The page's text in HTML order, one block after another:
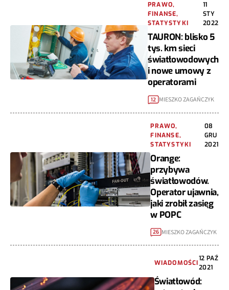
PRAWO,
FINANSE,
STATYSTYKI
11
STY
2022
TAURON: blisko 5
tys. km sieci
światłowodowych
i nowe umowy z
operatorami
12 MIESZKO ZAGAŃCZYK
PRAWO,
FINANSE,
STATYSTYKI
08
GRU
2021
Orange:
przybywa
światłowodów.
Operator ujawnia,
jaki zrobił zasięg
w POPC
26 MIESZKO ZAGAŃCZYK
WIADOMOŚCI
12 PAŹ
2021
Światłowód: